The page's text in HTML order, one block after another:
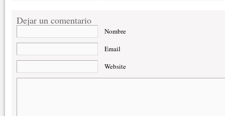
Dejar un comentario
Nombre
Email
Website